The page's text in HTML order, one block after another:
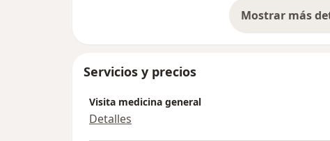
Mostrar más
Servicios y precios
Visita medicina general
Detalles